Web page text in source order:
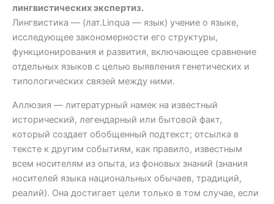
лингвистических экспертиз.
Лингвистика — (лат.Linqua — язык) учение о языке,
исследующее закономерности его структуры,
функционирования и развития, включающее сравнение
отдельных языков с целью выявления генетических и
типологических связей между ними.
Аллюзия — литературный намек на известный
исторический, легендарный или бытовой факт,
который создает обобщенный подтекст; отсылка в
тексте к другим событиям, как правило, известным
всем носителям из опыта, из фоновых знаний (знания
носителей языка национальных обычаев, традиций,
реалий). Она достигает цели только в том случае, если